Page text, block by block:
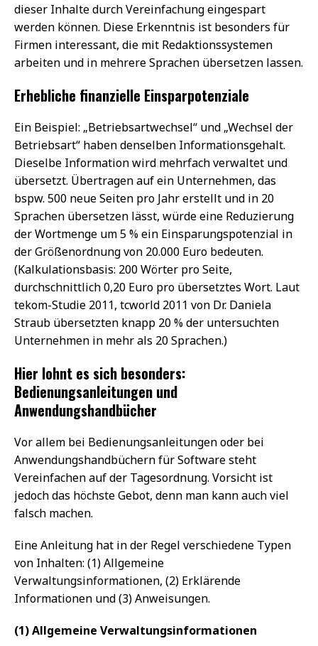
dieser Inhalte durch Vereinfachung eingespart
werden können. Diese Erkenntnis ist besonders für
Firmen interessant, die mit Redaktionssystemen
arbeiten und in mehrere Sprachen übersetzen lassen.
Erhebliche finanzielle Einsparpotenziale
Ein Beispiel: „Betriebsartwechsel“ und „Wechsel der
Betriebsart“ haben denselben Informationsgehalt.
Dieselbe Information wird mehrfach verwaltet und
übersetzt. Übertragen auf ein Unternehmen, das
bspw. 500 neue Seiten pro Jahr erstellt und in 20
Sprachen übersetzen lässt, würde eine Reduzierung
der Wortmenge um 5 % ein Einsparungspotenzial in
der Größenordnung von 20.000 Euro bedeuten.
(Kalkulationsbasis: 200 Wörter pro Seite,
durchschnittlich 0,20 Euro pro übersetztes Wort. Laut
tekom-Studie 2011, tcworld 2011 von Dr. Daniela
Straub übersetzten knapp 20 % der untersuchten
Unternehmen in mehr als 20 Sprachen.)
Hier lohnt es sich besonders:
Bedienungsanleitungen und
Anwendungshandbücher
Vor allem bei Bedienungsanleitungen oder bei
Anwendungshandbüchern für Software steht
Vereinfachen auf der Tagesordnung. Vorsicht ist
jedoch das höchste Gebot, denn man kann auch viel
falsch machen.
Eine Anleitung hat in der Regel verschiedene Typen
von Inhalten: (1) Allgemeine
Verwaltungsinformationen, (2) Erklärende
Informationen und (3) Anweisungen.
(1) Allgemeine Verwaltungsinformationen